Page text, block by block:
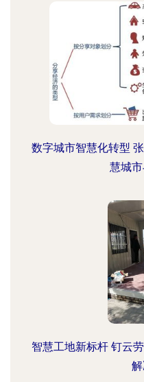
数字城市智慧化转型
慧城
智慧工地新标杆 钉云